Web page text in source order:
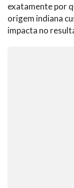
exatamente por
origem indiana
impacta no